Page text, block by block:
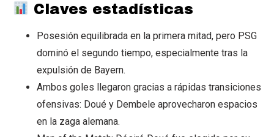
Claves estadísticas
Posesión equilibrada en la primera mitad, pero PSG
dominó el segundo tiempo, especialmente tras la
expulsión de Bayern.
Ambos goles llegaron gracias a rápidas transiciones
ofensivas: Doué y Dembele aprovecharon espacios
en la zaga alemana.